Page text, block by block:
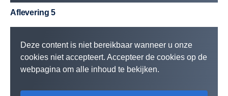
Aflevering 5
Deze content is niet bereikbaar wanneer u onze
cookies niet accepteert. Accepteer de cookies op de
webpagina om alle inhoud te bekijken.